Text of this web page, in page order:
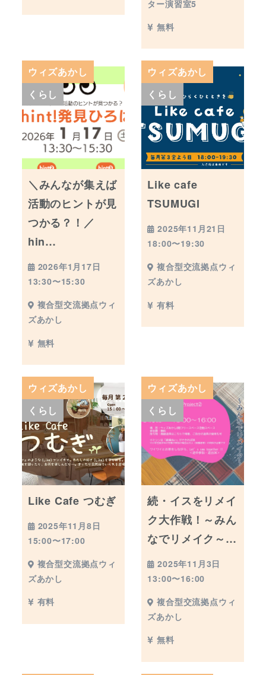
ター演習室5
無料
ウィズあかし
くらし
＼みんなが集えば
活動のヒントが見
つかる？！／
hin…
2026年1月17日
13:30〜15:30
複合型交流拠点ウィ
ズあかし
無料
ウィズあかし
くらし
Like cafe
TSUMUGI
2025年11月21日
18:00〜19:30
複合型交流拠点ウィ
ズあかし
有料
ウィズあかし
くらし
Like Cafe つむぎ
2025年11月8日
15:00〜17:00
複合型交流拠点ウィ
ズあかし
有料
ウィズあかし
くらし
続・イスをリメイ
ク大作戦！～みん
なでリメイク～…
2025年11月3日
13:00〜16:00
複合型交流拠点ウィ
ズあかし
無料